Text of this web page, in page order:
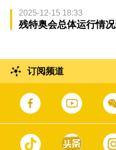
2025-12-15 18:33
残特奥会总体运行情
订阅频道